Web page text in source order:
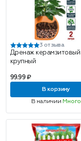
3 отзыва
Дренаж керамзитовый
крупный
99.99 ₽
В корзину
В наличии Много